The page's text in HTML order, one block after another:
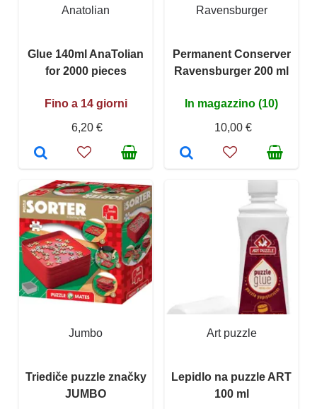
Anatolian
Glue 140ml AnaTolian
for 2000 pieces
Fino a 14 giorni
6,20 €
Ravensburger
Permanent Conserver
Ravensburger 200 ml
In magazzino (10)
10,00 €
Jumbo
Triediče puzzle značky
JUMBO
Art puzzle
Lepidlo na puzzle ART
100 ml